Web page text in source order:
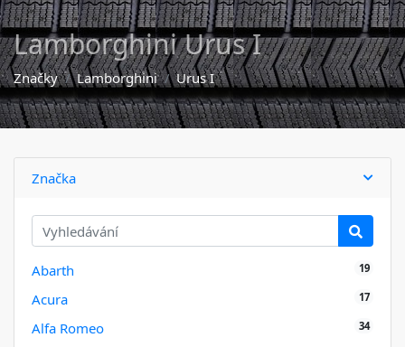
Lamborghini Urus I
Značky Lamborghini Urus I
Značka
Abarth 19
Acura 17
Alfa Romeo 34